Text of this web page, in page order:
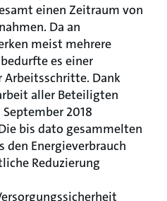
einen Zeitraum von
Da an
meist mehrere
es einer
Arbeitsschritte. Dank
aller Beteiligten
2018
bis dato gesammelten
den Energieverbrauch
Reduzierung